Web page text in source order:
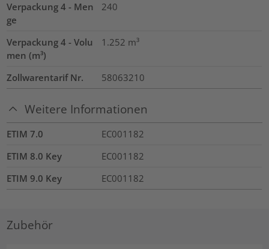
Verpackung 4 - Men
ge
240
Verpackung 4 - Volu
men (m³)
1.252 m³
Zollwarentarif Nr. 58063210
Weitere Informationen
ETIM 7.0
EC001182
ETIM 8.0 Key
EC001182
ETIM 9.0 Key
EC001182
Zubehör